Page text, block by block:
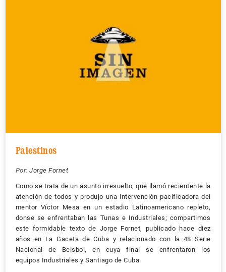
Palestinos
Por: Jorge Fornet
Como se trata de un asunto irresuelto, que llamó recientente la
atención de todos y produjo una intervención pacificadora del
mentor Víctor Mesa en un estadio Latinoamericano repleto,
donse se enfrentaban las Tunas e Industriales; compartimos
este formidable texto de Jorge Fornet, publicado hace diez
años en La Gaceta de Cuba y relacionado con la 48 Serie
Nacional de Beisbol, en cuya final se enfrentaron los
equipos Industriales y Santiago de Cuba.